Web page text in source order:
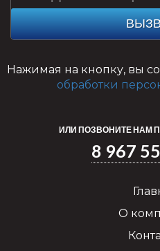
Нажимая на кнопку, вы
обработки
ИЛИ ПОЗВОНИТЕ НАМ
8 967
О